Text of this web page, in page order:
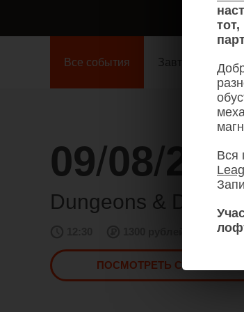
Все события Завтра Пн
09/08/
Dungeons & Dragons
ПОСМОТРЕТЬ СОБЫТИЕ
Вся